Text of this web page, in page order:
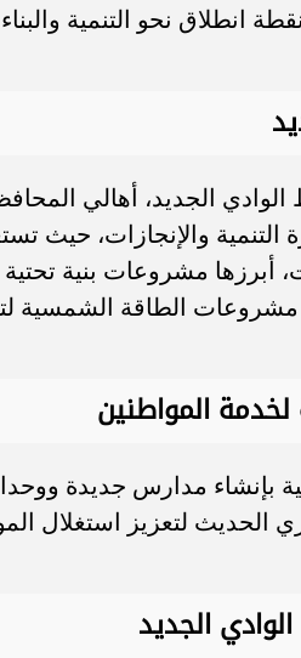
والتي شكلت نقطة انطلاق نحو
الجديد، أهالي
والإنجازات، حيث
مشروعات بنية
مشروعات الطاقة الشمسية
المواطنين
بإنشاء مدارس جديدة
لتعزيز استغلال
الجديد